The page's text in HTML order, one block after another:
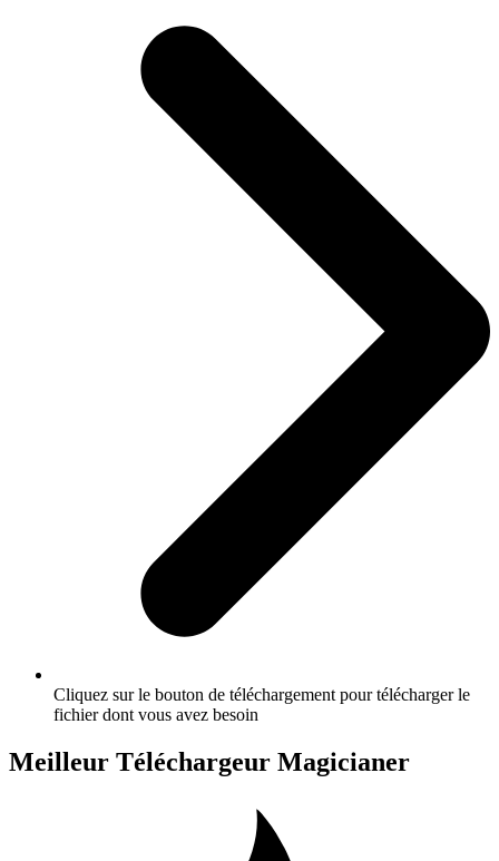
Cliquez sur le bouton de téléchargement pour télécharger le
fichier dont vous avez besoin
Meilleur Téléchargeur Magicianer